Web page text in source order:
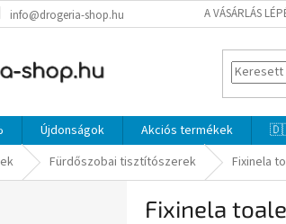
info@drogeria-shop.hu A VÁSÁRLÁS
Újdonságok Akciós termékek
Fürdőszobai tisztítószerek Fixinela
Fixinela